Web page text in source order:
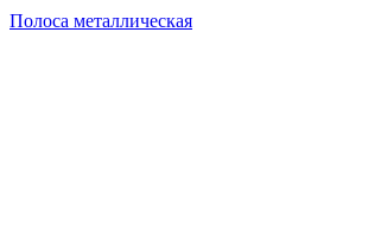
Полоса металлическая